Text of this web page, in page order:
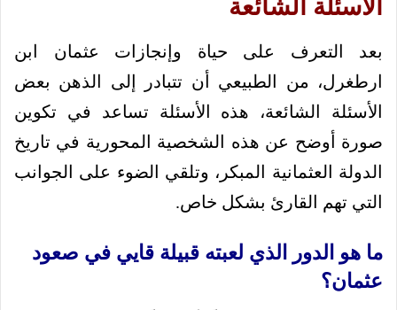
الأسئلة الشائعة
بعد التعرف على حياة وإنجازات عثمان ابن
ارطغرل، من الطبيعي أن تتبادر إلى الذهن بعض
الأسئلة الشائعة، هذه الأسئلة تساعد في تكوين
صورة أوضح عن هذه الشخصية المحورية في تاريخ
الدولة العثمانية المبكر، وتلقي الضوء على الجوانب
التي تهم القارئ بشكل خاص.
ما هو الدور الذي لعبته قبيلة قايي في صعود
عثمان؟